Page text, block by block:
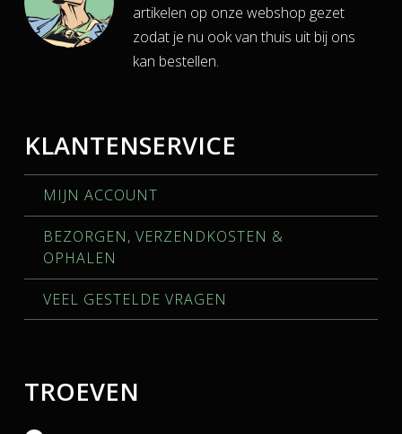
artikelen op onze webshop gezet
zodat je nu ook van thuis uit bij ons
kan bestellen.
KLANTENSERVICE
MIJN ACCOUNT
BEZORGEN, VERZENDKOSTEN &
OPHALEN
VEEL GESTELDE VRAGEN
TROEVEN